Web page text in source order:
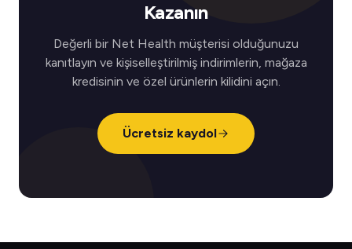
Kazanın
Değerli bir Net Health müşterisi olduğunuzu
kanıtlayın ve kişiselleştirilmiş indirimlerin, mağaza
kredisinin ve özel ürünlerin kilidini açın.
Ücretsiz kaydol